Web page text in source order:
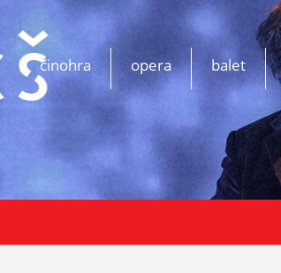
balet
opera
činohra